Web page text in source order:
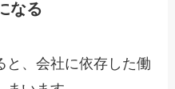
なる
と、会社に依存した働